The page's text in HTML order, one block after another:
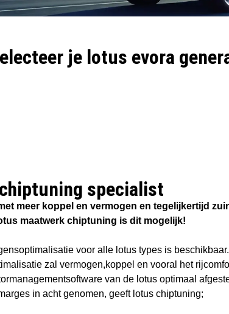
je lotus evora
specialist​
meer koppel en vermogen en tegelijkertijd
maatwerk chiptuning is dit mogelijk!
voor alle lotus types is
zal vermogen,koppel en vooral het
van de lotus optimaal
in acht genomen, geeft lotus chiptuning;